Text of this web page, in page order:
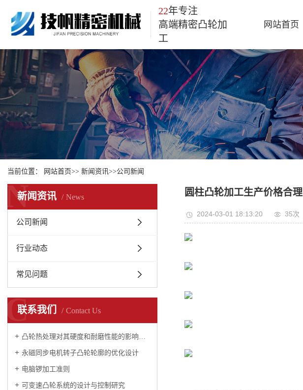
22年专注
高端精密凸轮加
工
网站首页
当前位置： 网站首页>> 新闻资讯>>公司新闻
新闻资讯 News
N
公司新闻
行业动态
常见问题
联系我们 Contact Us
C
凸轮热处理对其硬度和耐磨性能的影响研究
永磁同步电机转子凸轮轮廓的优化设计
电脑锣加工准则
可变速凸轮系统的设计与控制研究
圆柱凸轮加工生产价格合理
2024-03-01 18:13:20 35次